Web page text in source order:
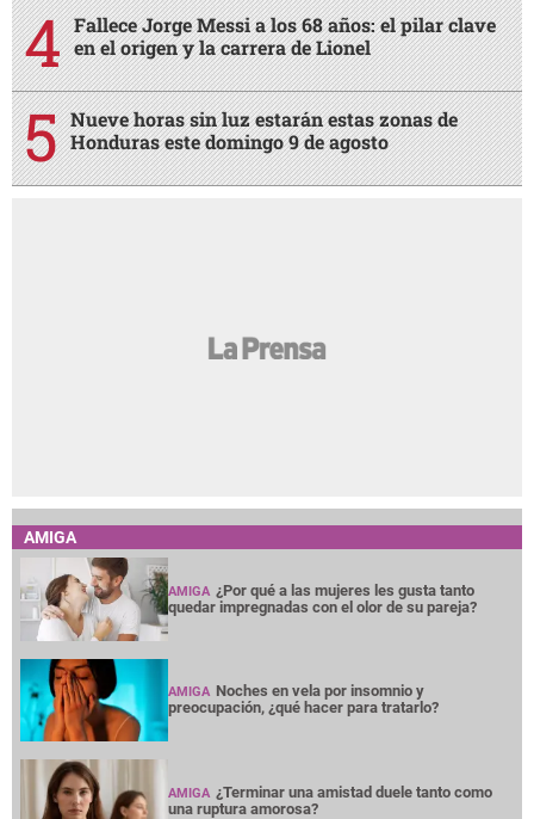
Fallece Jorge Messi a los 68 años: el pilar clave
en el origen y la carrera de Lionel
Nueve horas sin luz estarán estas zonas de
Honduras este domingo 9 de agosto
AMIGA
AMIGA ¿Por qué a las mujeres les gusta tanto
quedar impregnadas con el olor de su pareja?
AMIGA Noches en vela por insomnio y
preocupación, ¿qué hacer para tratarlo?
AMIGA ¿Terminar una amistad duele tanto como
una ruptura amorosa?